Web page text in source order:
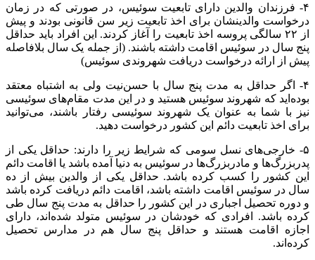
۴- فرزندان والدین دارای تابعیت سوئیس، در صورتی که در زمان
درخواست والدینشان برای اخذ تابعیت زیر سن قانونی بودند و پیش
از ۲۲ سالگی پروسه اخذ تابعیت را آغاز کردند. این افراد باید حداقل
پنج سال در سوئیس اقامت داشته باشند. (از جمله یک سال بلافاصله
پیش از ارائه درخواست دریافت شهروندی سوئیس)
۴- اگر حداقل به مدت پنج سال با حسن‌نیت ولی به اشتباه معتقد
بوده‌اید که شهروند سوئیس هستید و در این مدت مقام‌های سوئیسی
نیز با شما به عنوان یک شهروند سوئیسی رفتار باشند، می‌توانید
برای اخذ تابعیت دائم این کشور درخواست دهید.
۵- خارجی‌های نسل سومی که شرایط زیر را دارند: حداقل یکی از
پدربزرگ‌ها و مادربزرگ‌ها در سوئیس به دنیا آمده باشد یا اقامت دائم
این کشور را کسب کرده باشد. حداقل یکی از والدین بیش از ده
سال در سوئیس اقامت داشته باشد، اقامت دائم دریافت کرده باشد
و دوره تحصیل اجباری در این کشور را حداقل به مدت پنج سال طی
کرده باشد. افرادی که خودشان در سوئیس متولد شده‌اند، دارای
اجازه اقامت هستند و حداقل پنج سال هم در مدارس تحصیل
کرده‌اند.